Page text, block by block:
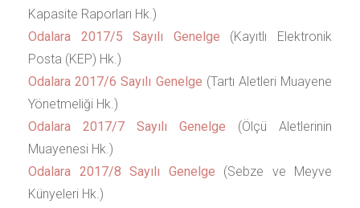
Kapasite Raporları Hk.)
Odalara 2017/5 Sayılı Genelge (Kayıtlı Elektronik
Posta (KEP) Hk.)
Odalara 2017/6 Sayılı Genelge (Tartı Aletleri Muayene
Yönetmeliği Hk.)
Odalara 2017/7 Sayılı Genelge (Ölçü Aletlerinin
Muayenesi Hk.)
Odalara 2017/8 Sayılı Genelge (Sebze ve Meyve
Künyeleri Hk.)